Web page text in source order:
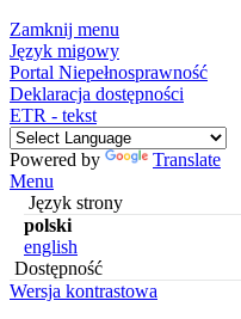
Zamknij menu
Język migowy
Portal Niepełnosprawność
Deklaracja dostępności
ETR - tekst
Powered by
Translate
Menu
Język strony
polski
english
Dostępność
Wersja kontrastowa